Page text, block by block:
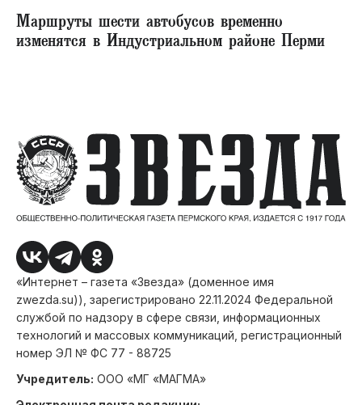
Маршруты шести автобусов временно
изменятся в Индустриальном районе Перми
«Интернет – газета «Звезда» (доменное имя
zwezda.su)), зарегистрировано 22.11.2024 Федеральной
службой по надзору в сфере связи, информационных
технологий и массовых коммуникаций, регистрационный
номер ЭЛ № ФС 77 - 88725
Учредитель: ООО «МГ «МАГМА»